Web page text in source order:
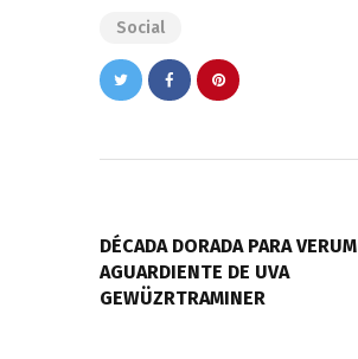
Social
entradas
DÉCADA DORADA PARA VERUM
AGUARDIENTE DE UVA
GEWÜZRTRAMINER